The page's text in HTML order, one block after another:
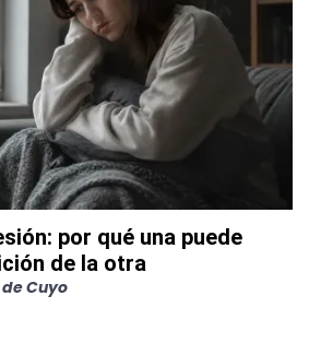
por qué una puede
de la otra
Cuyo